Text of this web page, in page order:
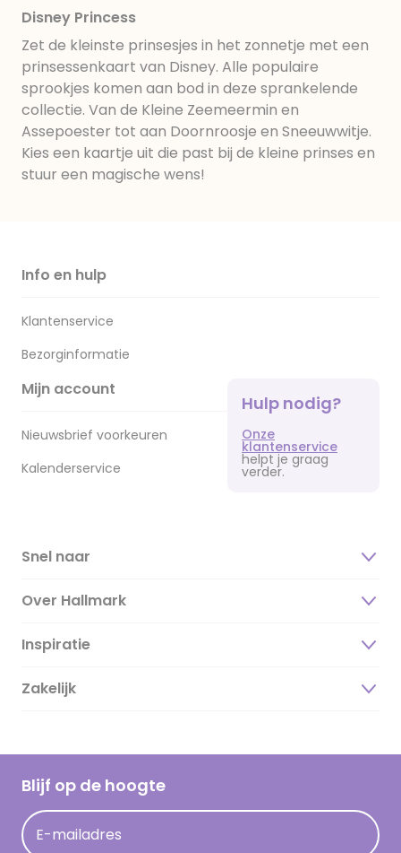
Disney Princess
Zet de kleinste prinsesjes in het zonnetje met een
prinsessenkaart van Disney. Alle populaire
sprookjes komen aan bod in deze sprankelende
collectie. Van de Kleine Zeemeermin en
Assepoester tot aan Doornroosje en Sneeuwwitje.
Kies een kaartje uit die past bij de kleine prinses en
stuur een magische wens!
Info en hulp
Klantenservice
Bezorginformatie
Mijn account
Nieuwsbrief voorkeuren
Kalenderservice
Hulp nodig?
Onze
klantenservice
helpt je graag
verder.
Snel naar
Over Hallmark
Over ons
Duurzaamheid
Hallmark Kaartclub
Acties
Persberichten
Inspiratie
Magazine
Cadeau inspiratie
Kaartinspiratie
Zakelijk
Blijf op de hoogte
E-mailadres